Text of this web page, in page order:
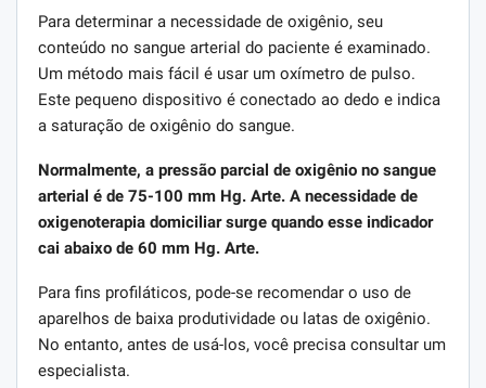
Para determinar a necessidade de oxigênio, seu
conteúdo no sangue arterial do paciente é examinado.
Um método mais fácil é usar um oxímetro de pulso.
Este pequeno dispositivo é conectado ao dedo e indica
a saturação de oxigênio do sangue.
Normalmente, a pressão parcial de oxigênio no sangue
arterial é de 75-100 mm Hg. Arte. A necessidade de
oxigenoterapia domiciliar surge quando esse indicador
cai abaixo de 60 mm Hg. Arte.
Para fins profiláticos, pode-se recomendar o uso de
aparelhos de baixa produtividade ou latas de oxigênio.
No entanto, antes de usá-los, você precisa consultar um
especialista.